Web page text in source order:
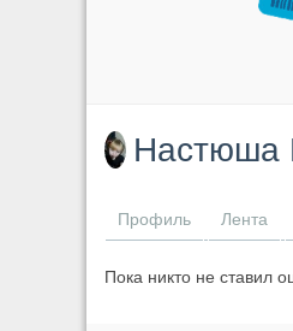
Настюша
Профиль Лента
Пока никто не ставил